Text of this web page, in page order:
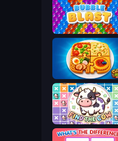
Bubble Blast
Culinary Atlas
Find The Cow